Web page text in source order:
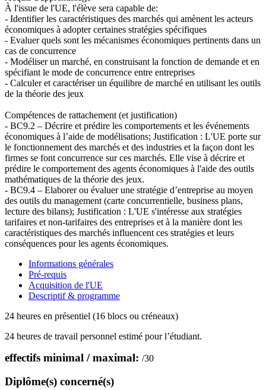
À l'issue de l'UE, l'élève sera capable de:
- Identifier les caractéristiques des marchés qui amènent les acteurs
économiques à adopter certaines stratégies spécifiques
- Evaluer quels sont les mécanismes économiques pertinents dans un
cas de concurrence
- Modéliser un marché, en construisant la fonction de demande et en
spécifiant le mode de concurrence entre entreprises
- Calculer et caractériser un équilibre de marché en utilisant les outils
de la théorie des jeux
Compétences de rattachement (et justification)
- BC9.2 – Décrire et prédire les comportements et les événements
économiques à l’aide de modélisations; Justification : L'UE porte sur
le fonctionnement des marchés et des industries et la façon dont les
firmes se font concurrence sur ces marchés. Elle vise à décrire et
prédire le comportement des agents économiques à l'aide des outils
mathématiques de la théorie des jeux.
- BC9.4 – Elaborer ou évaluer une stratégie d’entreprise au moyen
des outils du management (carte concurrentielle, business plans,
lecture des bilans); Justification : L'UE s'intéresse aux stratégies
tarifaires et non-tarifaires des entreprises et à la manière dont les
caractéristiques des marchés influencent ces stratégies et leurs
conséquences pour les agents économiques.
Informations générales
Pré-requis
Acquisition de l'UE
Descriptif & programme
24 heures en présentiel (16 blocs ou créneaux)
24 heures de travail personnel estimé pour l’étudiant.
effectifs minimal / maximal: /30
Diplôme(s) concerné(s)